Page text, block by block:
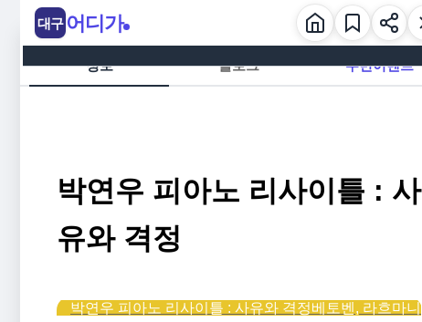
정보 블로그 주변이벤트
박연우 피아노 리사이틀 : 사
유와 격정
박연우 피아노 리사이틀 : 사유와 격정베토벤, 라흐마니
대구 어디가